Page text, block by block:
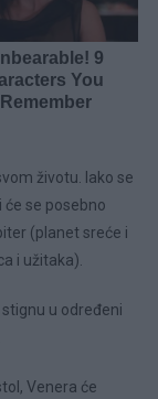
životu. Iako se
se posebno
(planet sreće i
i užitaka).
u određeni
Venera će